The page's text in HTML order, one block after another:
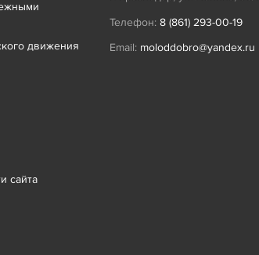
движения
сайта
Телефон: 8 (861) 293-00-19
Email: moloddobro@yandex.ru